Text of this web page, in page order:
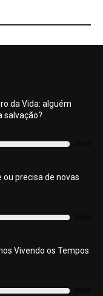
da Vida: alguém
salvação?
ou precisa de novas
Vivendo os Tempos